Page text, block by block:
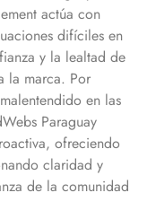
actúa con
difíciles en
y la lealtad de
la marca. Por
en las
Paraguay
ofreciendo
claridad y
de la comunidad